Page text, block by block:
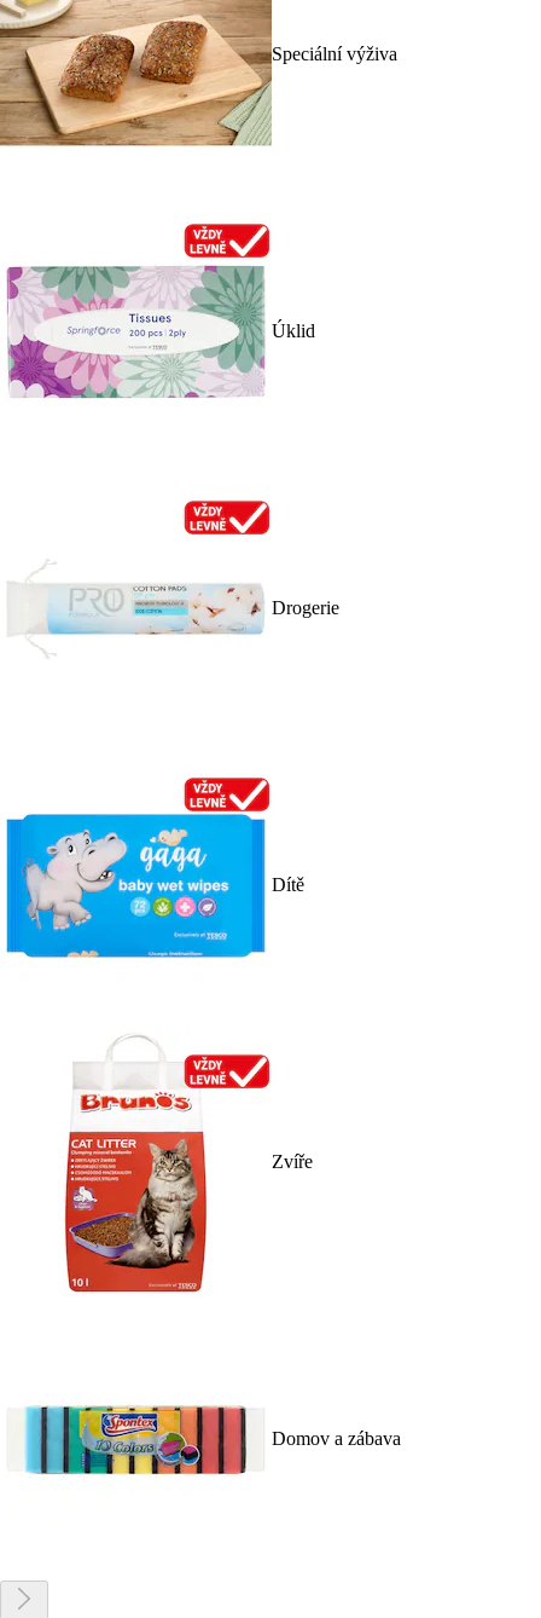
Speciální výživa
Úklid
Drogerie
Dítě
Zvíře
Domov a zábava